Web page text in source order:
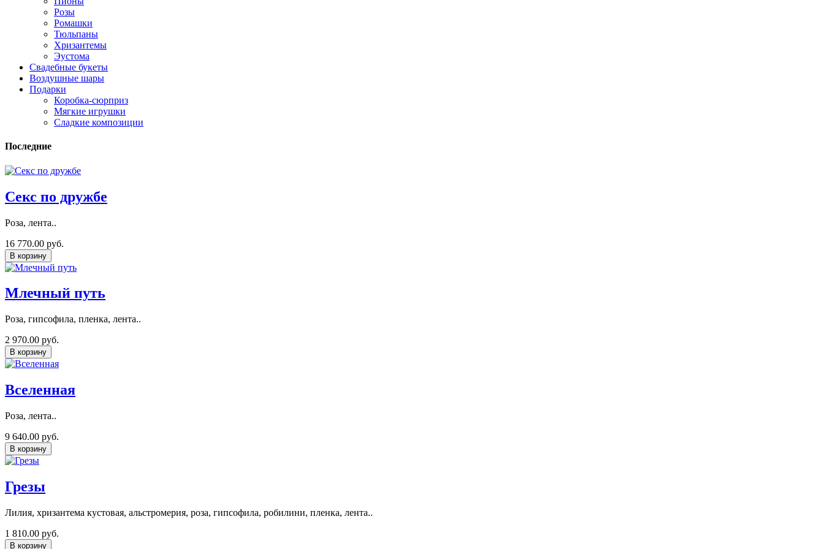
Розы
Ромашки
Тюльпаны
Хризантемы
Эустома
Свадебные букеты
Воздушные шары
Подарки
Коробка-сюрприз
Мягкие игрушки
Сладкие композиции
Последние
Секс по дружбе
Роза, лента..
16 770.00 руб.
В корзину
Млечный путь
Роза, гипсофила, пленка, лента..
2 970.00 руб.
В корзину
Вселенная
Роза, лента..
9 640.00 руб.
В корзину
Грезы
Лилия, хризантема кустовая, альстромерия, роза, гипсофила, робилини, пленка, лента..
1 810.00 руб.
В корзину